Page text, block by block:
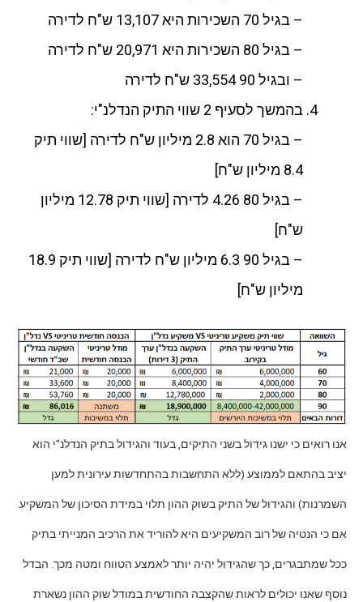
– בגיל 70 השכירות היא 13,107 ש"ח לדירה
– בגיל 80 השכירות היא 20,971 ש"ח לדירה
– ובגיל 90 33,554 ש"ח לדירה
בהמשך לסעיף 2 שווי התיק הנדלנ"י:
– בגיל 70 הוא 2.8 מיליון ש"ח לדירה [שווי תיק
8.4 מיליון ש"ח]
– בגיל 80 4.26 לדירה [שווי תיק 12.78 מיליון
ש"ח]
– בגיל 90 6.3 מיליון ש"ח לדירה [שווי תיק 18.9
מיליון ש"ח]
אנו רואים כי ישנו גידול בשני התיקים, בעוד והגידול בתיק הנדלנ"י הוא
יציב בהתאם לממוצע (ללא התחשבות בהתחדשות עירונית למען
השמרנות) והגידול של התיק בשוק ההון תלוי במידת הסיכון של המשקיע.
אם כי הנטיה של רוב המשקיעים היא להוריד את הרכיב המנייתי בתיק
ככל שמתבגרים, כך שהגידול יהיה יותר לאמצע הטווח ומטה מכך. הבדל
נוסף שאנו יכולים לראות שהקצבה החודשית במודל שוק ההון נשארת